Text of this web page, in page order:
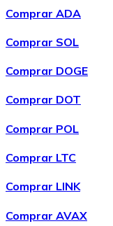
ComprarUniswap
ComprarEthereum
Comprar ADA
Comprar SOL
Comprar DOGE
Comprar DOT
Comprar POL
Comprar LTC
Comprar LINK
Comprar AVAX